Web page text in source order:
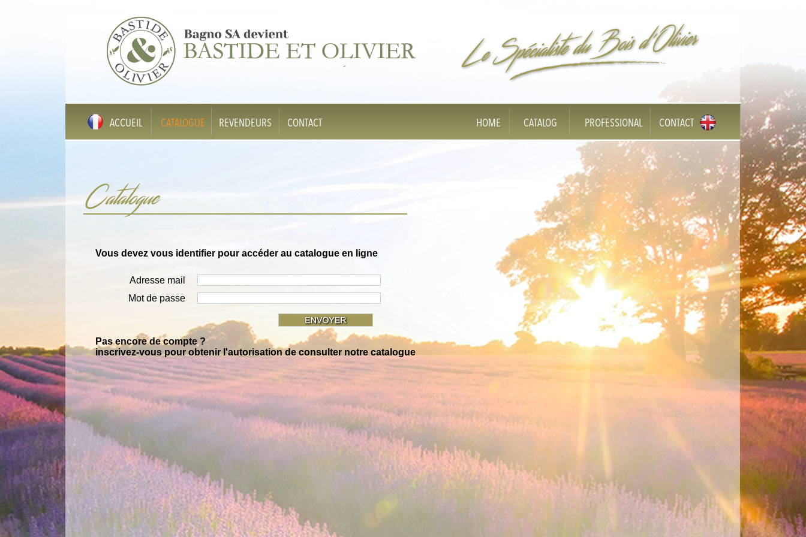
ACCUEIL CATALOGUE REVENDEURS CONTACT HOME CATALOG PROFESSIONAL CONTACT
Catalogue
Vous devez vous identifier pour accéder au catalogue en ligne
Adresse mail
Mot de passe
Pas encore de compte ?
inscrivez-vous pour obtenir l'autorisation de consulter notre catalogue